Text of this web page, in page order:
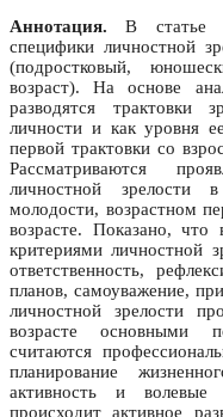
Аннотация. В статье
специфики личностной
(подростковый,
возраст). На основе
разводятся трактовки
личности и как уровня
первой трактовки со
Рассматриваются
личностной зрелости
молодости, возрастном
возрасте. Показано, что
критериями личностной
ответственность,
планов, самоуважение,
личностной зрелости
возрасте основными
считаются
планирование
активность и
происходит активное